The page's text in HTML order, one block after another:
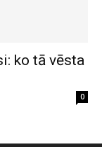
ko tā vēsta
0